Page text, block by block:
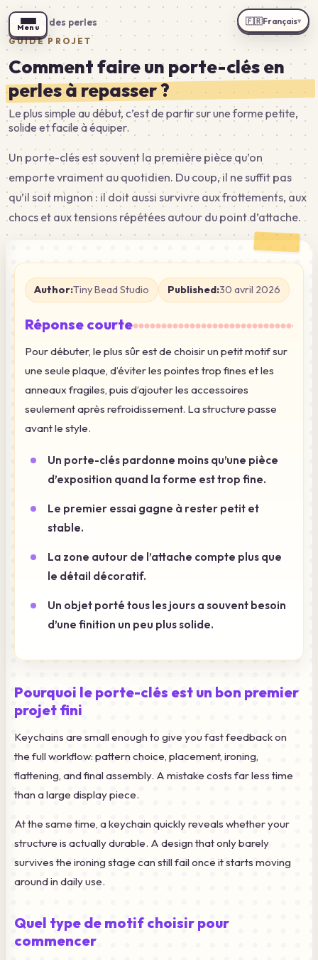
←Guide des perles
GUIDE PROJET
Comment faire un porte-clés en
perles à repasser ?
Le plus simple au début, c’est de partir sur une forme petite,
solide et facile à équiper.
Un porte-clés est souvent la première pièce qu’on
emporte vraiment au quotidien. Du coup, il ne suffit pas
qu’il soit mignon : il doit aussi survivre aux frottements, aux
chocs et aux tensions répétées autour du point d’attache.
Author:Tiny Bead Studio Published:30 avril 2026
Réponse courte
Pour débuter, le plus sûr est de choisir un petit motif sur
une seule plaque, d’éviter les pointes trop fines et les
anneaux fragiles, puis d’ajouter les accessoires
seulement après refroidissement. La structure passe
avant le style.
Un porte-clés pardonne moins qu’une pièce
d’exposition quand la forme est trop fine.
Le premier essai gagne à rester petit et
stable.
La zone autour de l’attache compte plus que
le détail décoratif.
Un objet porté tous les jours a souvent besoin
d’une finition un peu plus solide.
Pourquoi le porte-clés est un bon premier
projet fini
Keychains are small enough to give you fast feedback on
the full workflow: pattern choice, placement, ironing,
flattening, and final assembly. A mistake costs far less time
than a large display piece.
At the same time, a keychain quickly reveals whether your
structure is actually durable. A design that only barely
survives the ironing stage can still fail once it starts moving
around in daily use.
Quel type de motif choisir pour
commencer
Menu
🇫🇷Français▾